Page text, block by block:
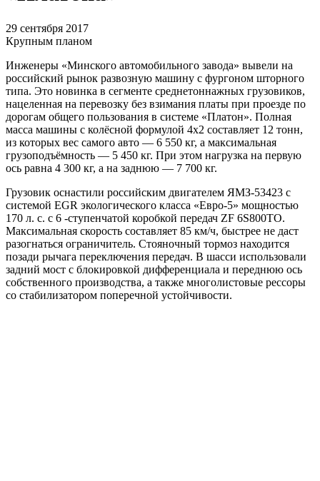
29 сентября 2017
Крупным планом
Инженеры «Минского автомобильного завода» вывели на
российский рынок развозную машину с фургоном шторного
типа. Это новинка в сегменте среднетоннажных грузовиков,
нацеленная на перевозку без взимания платы при проезде по
дорогам общего пользования в системе «Платон». Полная
масса машины с колёсной формулой 4х2 составляет 12 тонн,
из которых вес самого авто — 6 550 кг, а максимальная
грузоподъёмность — 5 450 кг. При этом нагрузка на первую
ось равна 4 300 кг, а на заднюю — 7 700 кг.
Грузовик оснастили российским двигателем ЯМЗ-53423 с
системой EGR экологического класса «Евро-5» мощностью
170 л. с. с 6 -ступенчатой коробкой передач ZF 6S800TO.
Максимальная скорость составляет 85 км/ч, быстрее не даст
разогнаться ограничитель. Стояночный тормоз находится
позади рычага переключения передач. В шасси использовали
задний мост с блокировкой дифференциала и переднюю ось
собственного производства, а также многолистовые рессоры
со стабилизатором поперечной устойчивости.